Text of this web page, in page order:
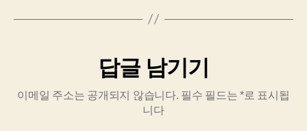
답글 남기기
이메일 주소는 공개되지 않습니다. 필수 필드는*로 표시됩
니다